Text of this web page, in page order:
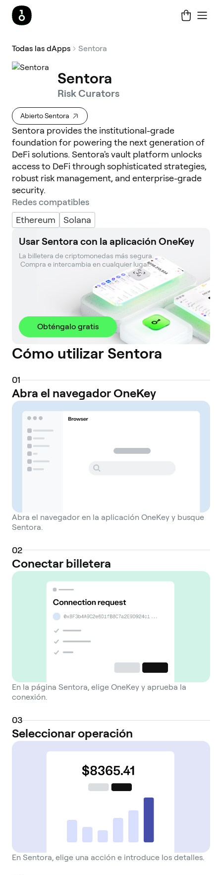
Todas las dApps Sentora
Sentora
Risk Curators
Abierto Sentora
Sentora provides the institutional-grade
foundation for powering the next generation of
DeFi solutions. Sentora's vault platform unlocks
access to DeFi through sophisticated strategies,
robust risk management, and enterprise-grade
security.
Redes compatibles
Ethereum
Solana
Usar Sentora con la aplicación OneKey
La billetera de criptomonedas más segura.
Compra e intercambia en cualquier lugar.
Obténgalo gratis
Cómo utilizar Sentora
01
Abra el navegador OneKey
Abra el navegador en la aplicación OneKey y busque
Sentora.
02
Conectar billetera
En la página Sentora, elige OneKey y aprueba la
conexión.
03
Seleccionar operación
En Sentora, elige una acción e introduce los detalles.